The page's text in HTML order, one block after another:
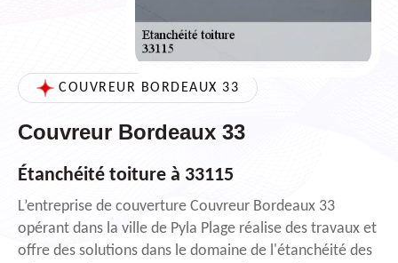
COUVREUR BORDEAUX 33
Couvreur Bordeaux 33
Étanchéité toiture à 33115
L’entreprise de couverture Couvreur Bordeaux 33
opérant dans la ville de Pyla Plage réalise des travaux et
offre des solutions dans le domaine de l'étanchéité des